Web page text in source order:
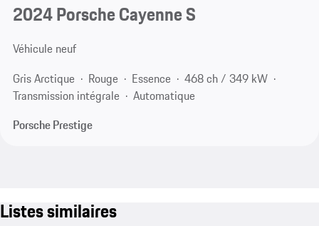
2024 Porsche Cayenne S
Véhicule neuf
Gris Arctique
Rouge Essence
468 ch / 349 kW
Transmission intégrale
Automatique
Porsche Prestige
Listes similaires